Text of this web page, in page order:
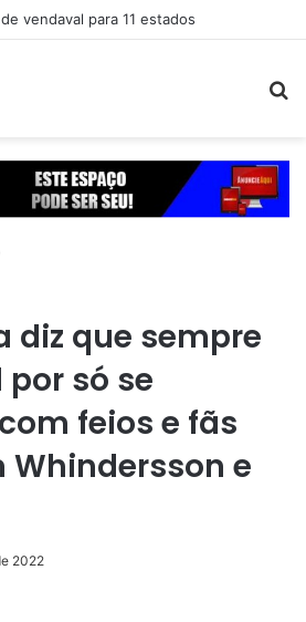
vendaval para 11 estados
diz que sempre
só se
feios e fãs
e
2022